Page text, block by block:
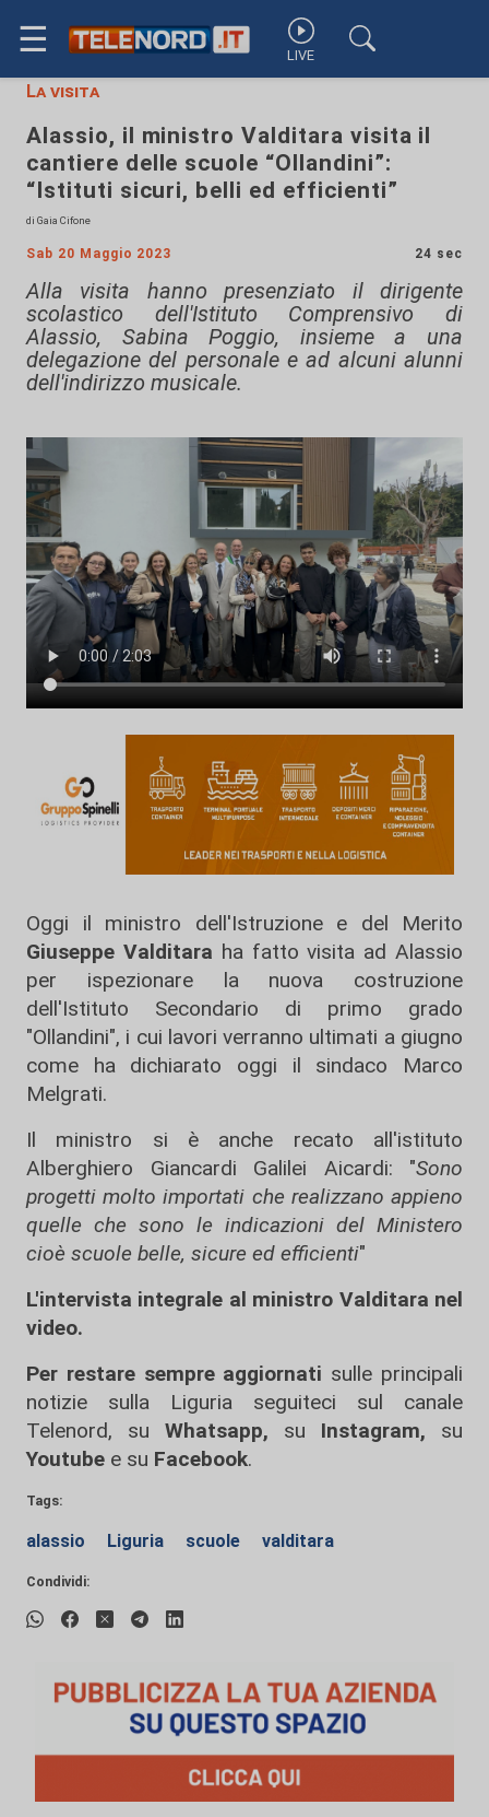
☰ LIVE
La visita
Alassio, il ministro Valditara visita il
cantiere delle scuole “Ollandini”:
“Istituti sicuri, belli ed efficienti”
di Gaia Cifone
Sab 20 Maggio 2023 24 sec
Alla visita hanno presenziato il dirigente
scolastico dell'Istituto Comprensivo di
Alassio, Sabina Poggio, insieme a una
delegazione del personale e ad alcuni alunni
dell'indirizzo musicale.
Oggi il ministro dell'Istruzione e del Merito
Giuseppe Valditara ha fatto visita ad Alassio
per ispezionare la nuova costruzione
dell'Istituto Secondario di primo grado
"Ollandini", i cui lavori verranno ultimati a giugno
come ha dichiarato oggi il sindaco Marco
Melgrati.
Il ministro si è anche recato all'istituto
Alberghiero Giancardi Galilei Aicardi: "Sono
progetti molto importati che realizzano appieno
quelle che sono le indicazioni del Ministero
cioè scuole belle, sicure ed efficienti"
L'intervista integrale al ministro Valditara nel
video.
Per restare sempre aggiornati sulle principali
notizie sulla Liguria seguiteci sul canale
Telenord, su
Whatsapp, su Instagram, su
Youtube e su Facebook.
Tags:
alassio Liguria scuole valditara
Condividi: